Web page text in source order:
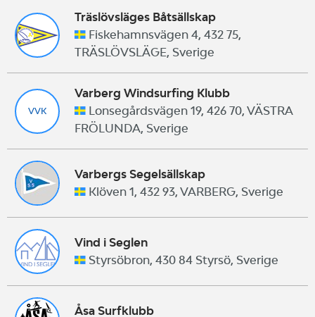
Träslövsläges Båtsällskap
Fiskehamnsvägen 4, 432 75,
TRÄSLÖVSLÄGE, Sverige
VVK
Varberg Windsurfing Klubb
Lonsegårdsvägen 19, 426 70, VÄSTRA
FRÖLUNDA, Sverige
Varbergs Segelsällskap
Klöven 1, 432 93, VARBERG, Sverige
Vind i Seglen
Styrsöbron, 430 84 Styrsö, Sverige
Åsa Surfklubb